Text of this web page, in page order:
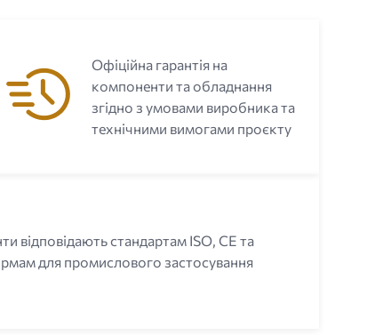
Офіційна гарантія на
компоненти та обладнання
згідно з умовами виробника та
технічними вимогами проєкту
відповідають стандартам ISO, CE та
для промислового застосування